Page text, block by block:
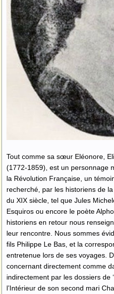
Tout comme sa sœur Eléonore,
(1772-1859), est un personnage
la Révolution Française, un
recherché, par les historiens de
du XIX siècle, tel que Jules
Esquiros ou encore le poète
historiens en retour nous
leur rencontre. Nous sommes
fils Philippe Le Bas, et la
entretenue lors de ses voyages.
concernant directement comme
indirectement par les dossiers de
l’Intérieur de son second mari